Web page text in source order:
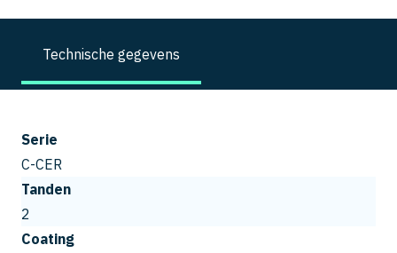
Technische gegevens
Serie
C-CER
Tanden
2
Coating